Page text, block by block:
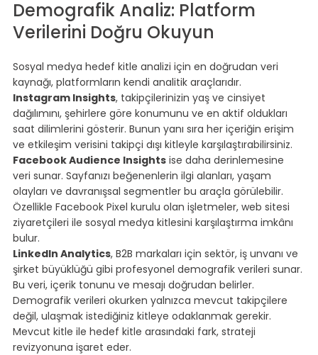
Demografik Analiz: Platform
Verilerini Doğru Okuyun
Sosyal medya hedef kitle analizi için en doğrudan veri
kaynağı, platformların kendi analitik araçlarıdır.
Instagram Insights, takipçilerinizin yaş ve cinsiyet
dağılımını, şehirlere göre konumunu ve en aktif oldukları
saat dilimlerini gösterir. Bunun yanı sıra her içeriğin erişim
ve etkileşim verisini takipçi dışı kitleyle karşılaştırabilirsiniz.
Facebook Audience Insights ise daha derinlemesine
veri sunar. Sayfanızı beğenenlerin ilgi alanları, yaşam
olayları ve davranışsal segmentler bu araçla görülebilir.
Özellikle Facebook Pixel kurulu olan işletmeler, web sitesi
ziyaretçileri ile sosyal medya kitlesini karşılaştırma imkânı
bulur.
LinkedIn Analytics, B2B markaları için sektör, iş unvanı ve
şirket büyüklüğü gibi profesyonel demografik verileri sunar.
Bu veri, içerik tonunu ve mesajı doğrudan belirler.
Demografik verileri okurken yalnızca mevcut takipçilere
değil, ulaşmak istediğiniz kitleye odaklanmak gerekir.
Mevcut kitle ile hedef kitle arasındaki fark, strateji
revizyonuna işaret eder.